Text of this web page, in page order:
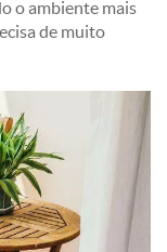
o ambiente mais
de muito